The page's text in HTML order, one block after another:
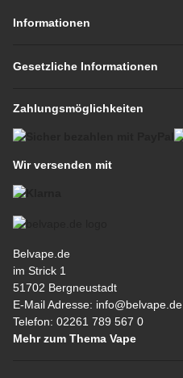
Informationen
Gesetzliche Informationen
Zahlungsmöglichkeiten
Wir versenden mit
Belvape.de
im Strick 1
51702 Bergneustadt
E-Mail Adresse: info@belvape.de
Telefon: 02261 789 567 0
Mehr zum Thema Vape